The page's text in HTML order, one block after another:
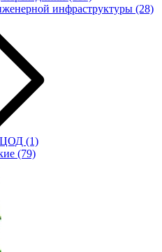
инфраструктуры (28)
ЦОД (1)
(79)